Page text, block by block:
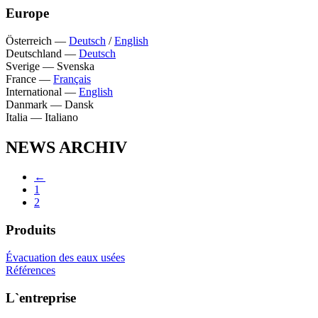
Europe
Österreich — Deutsch /English
Deutschland — Deutsch
Sverige — Svenska
France — Français
International — English
Danmark — Dansk
Italia — Italiano
NEWS ARCHIV
←
1
2
Produits
Évacuation des eaux usées
Références
L`entreprise